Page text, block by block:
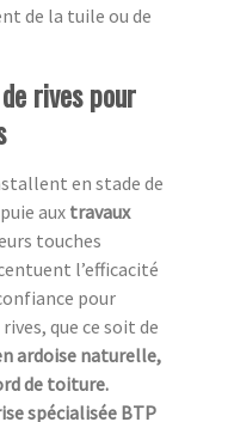
de la tuile ou de
rives pour
en stade de
auxtravaux
touches
l’efficacité
pour
que ce soit de
ardoise naturelle,
de toiture.
spécialisée BTP